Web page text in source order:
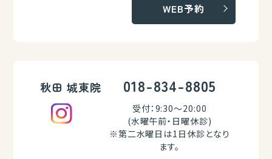
WEB予約
秋田 城東院 018-834-8805
受付：9:30～20:00
(水曜午前・日曜休診)
※第二水曜日は1日休診となり
ます。